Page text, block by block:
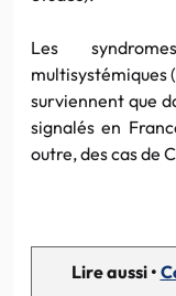
Les
multisystémiques
surviennent que
signalés en
outre, des cas de
Lire aussi •